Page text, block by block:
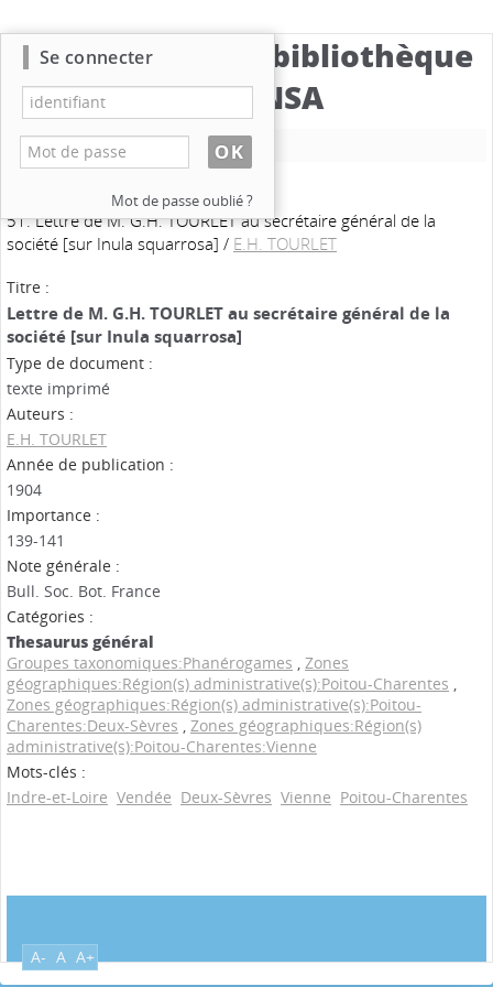
Catalogue de la bibliothèque
du CBNSA
Nouvelle recherche
51. Lettre de M. G.H. TOURLET au secrétaire général de la
société [sur Inula squarrosa] / E.H. TOURLET
Titre :
Lettre de M. G.H. TOURLET au secrétaire général de la
société [sur Inula squarrosa]
Type de document :
texte imprimé
Auteurs :
E.H. TOURLET
Année de publication :
1904
Importance :
139-141
Note générale :
Bull. Soc. Bot. France
Catégories :
Thesaurus général
Groupes taxonomiques:Phanérogames , Zones
géographiques:Région(s) administrative(s):Poitou-Charentes ,
Zones géographiques:Région(s) administrative(s):Poitou-
Charentes:Deux-Sèvres , Zones géographiques:Région(s)
administrative(s):Poitou-Charentes:Vienne
Mots-clés :
Indre-et-Loire Vendée Deux-Sèvres Vienne Poitou-Charentes
A- A A+
Se connecter
Mot de passe oublié ?